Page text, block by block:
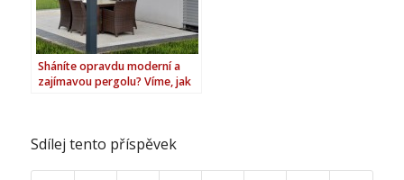
Sháníte opravdu moderní a
zajímavou pergolu? Víme, jak
Sdílej tento příspěvek